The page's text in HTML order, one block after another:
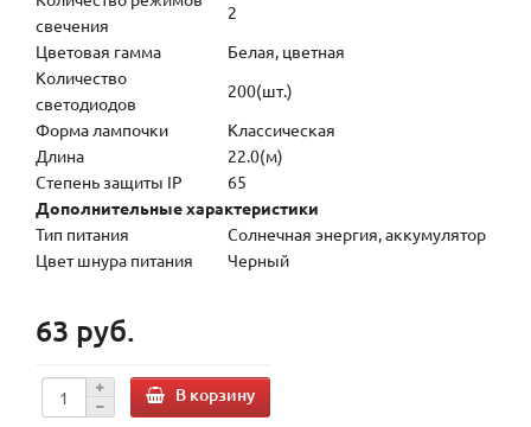
свечения
2
Цветовая гамма
Белая, цветная
Количество
светодиодов
200(шт.)
Форма лампочки
Классическая
Длина
22.0(м)
Степень защиты IP
65
Дополнительные характеристики
Тип питания
Солнечная энергия, аккумулятор
Цвет шнура питания
Черный
63 руб.
В корзину